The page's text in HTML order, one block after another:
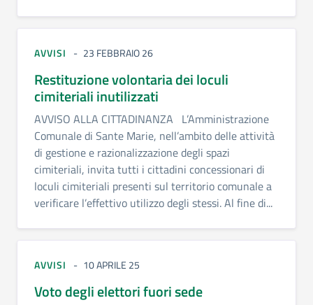
AVVISI 23 FEBBRAIO 26
Restituzione volontaria dei loculi
cimiteriali inutilizzati
AVVISO ALLA CITTADINANZA L’Amministrazione
Comunale di Sante Marie, nell’ambito delle attività
di gestione e razionalizzazione degli spazi
cimiteriali, invita tutti i cittadini concessionari di
loculi cimiteriali presenti sul territorio comunale a
verificare l’effettivo utilizzo degli stessi. Al fine di...
AVVISI 10 APRILE 25
Voto degli elettori fuori sede